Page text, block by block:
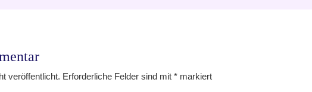
veröffentlicht. Erforderliche Felder sind mit* markiert